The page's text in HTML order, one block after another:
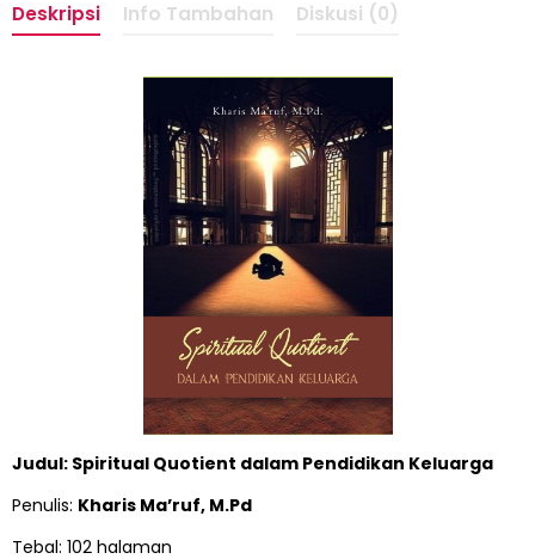
Deskripsi Info Tambahan Diskusi (0)
Judul: Spiritual Quotient dalam Pendidikan Keluarga
Penulis: Kharis Ma’ruf, M.Pd
Tebal: 102 halaman